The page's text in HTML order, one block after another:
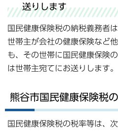
送りします
国民健康保険税の納税義務者
世帯主が会社の健康保険など
も、その世帯に国民健康保険
は世帯主宛てにお送りします
熊谷市国民健康保険税
国民健康保険税の税率等は、